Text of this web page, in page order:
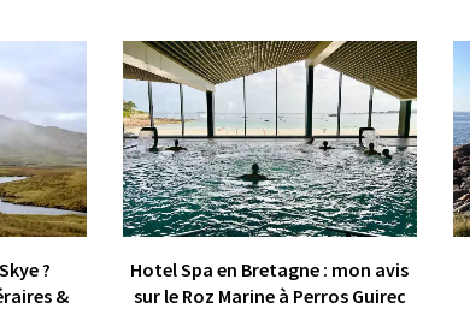
?
&
Hotel Spa en Bretagne : mon avis
sur le Roz Marine à Perros Guirec